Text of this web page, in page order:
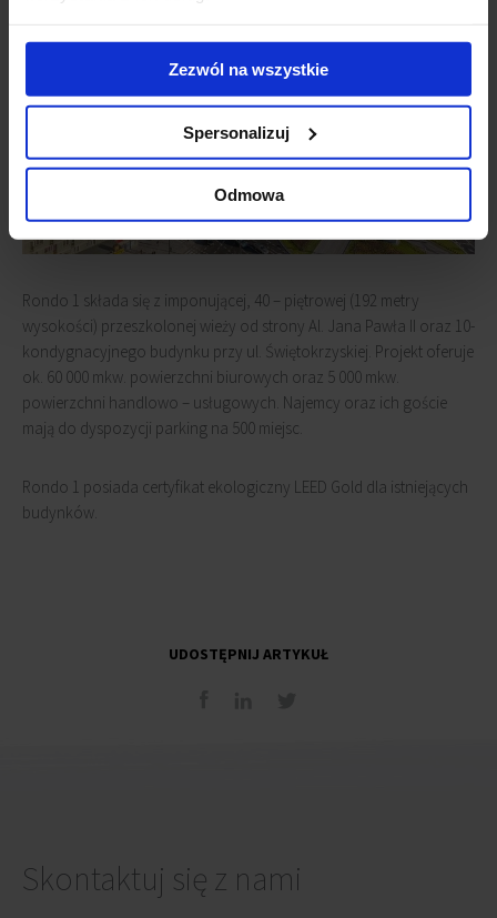
Zezwól na wszystkie
Spersonalizuj
Odmowa
Rondo 1 składa się z imponującej, 40 – piętrowej (192 metry
wysokości) przeszkolonej wieży od strony Al. Jana Pawła II oraz 10-
kondygnacyjnego budynku przy ul. Świętokrzyskiej. Projekt oferuje
ok. 60 000 mkw. powierzchni biurowych oraz 5 000 mkw.
powierzchni handlowo – usługowych. Najemcy oraz ich goście
mają do dyspozycji parking na 500 miejsc.
Rondo 1 posiada certyfikat ekologiczny LEED Gold dla istniejących
budynków.
UDOSTĘPNIJ ARTYKUŁ
Skontaktuj się z nami